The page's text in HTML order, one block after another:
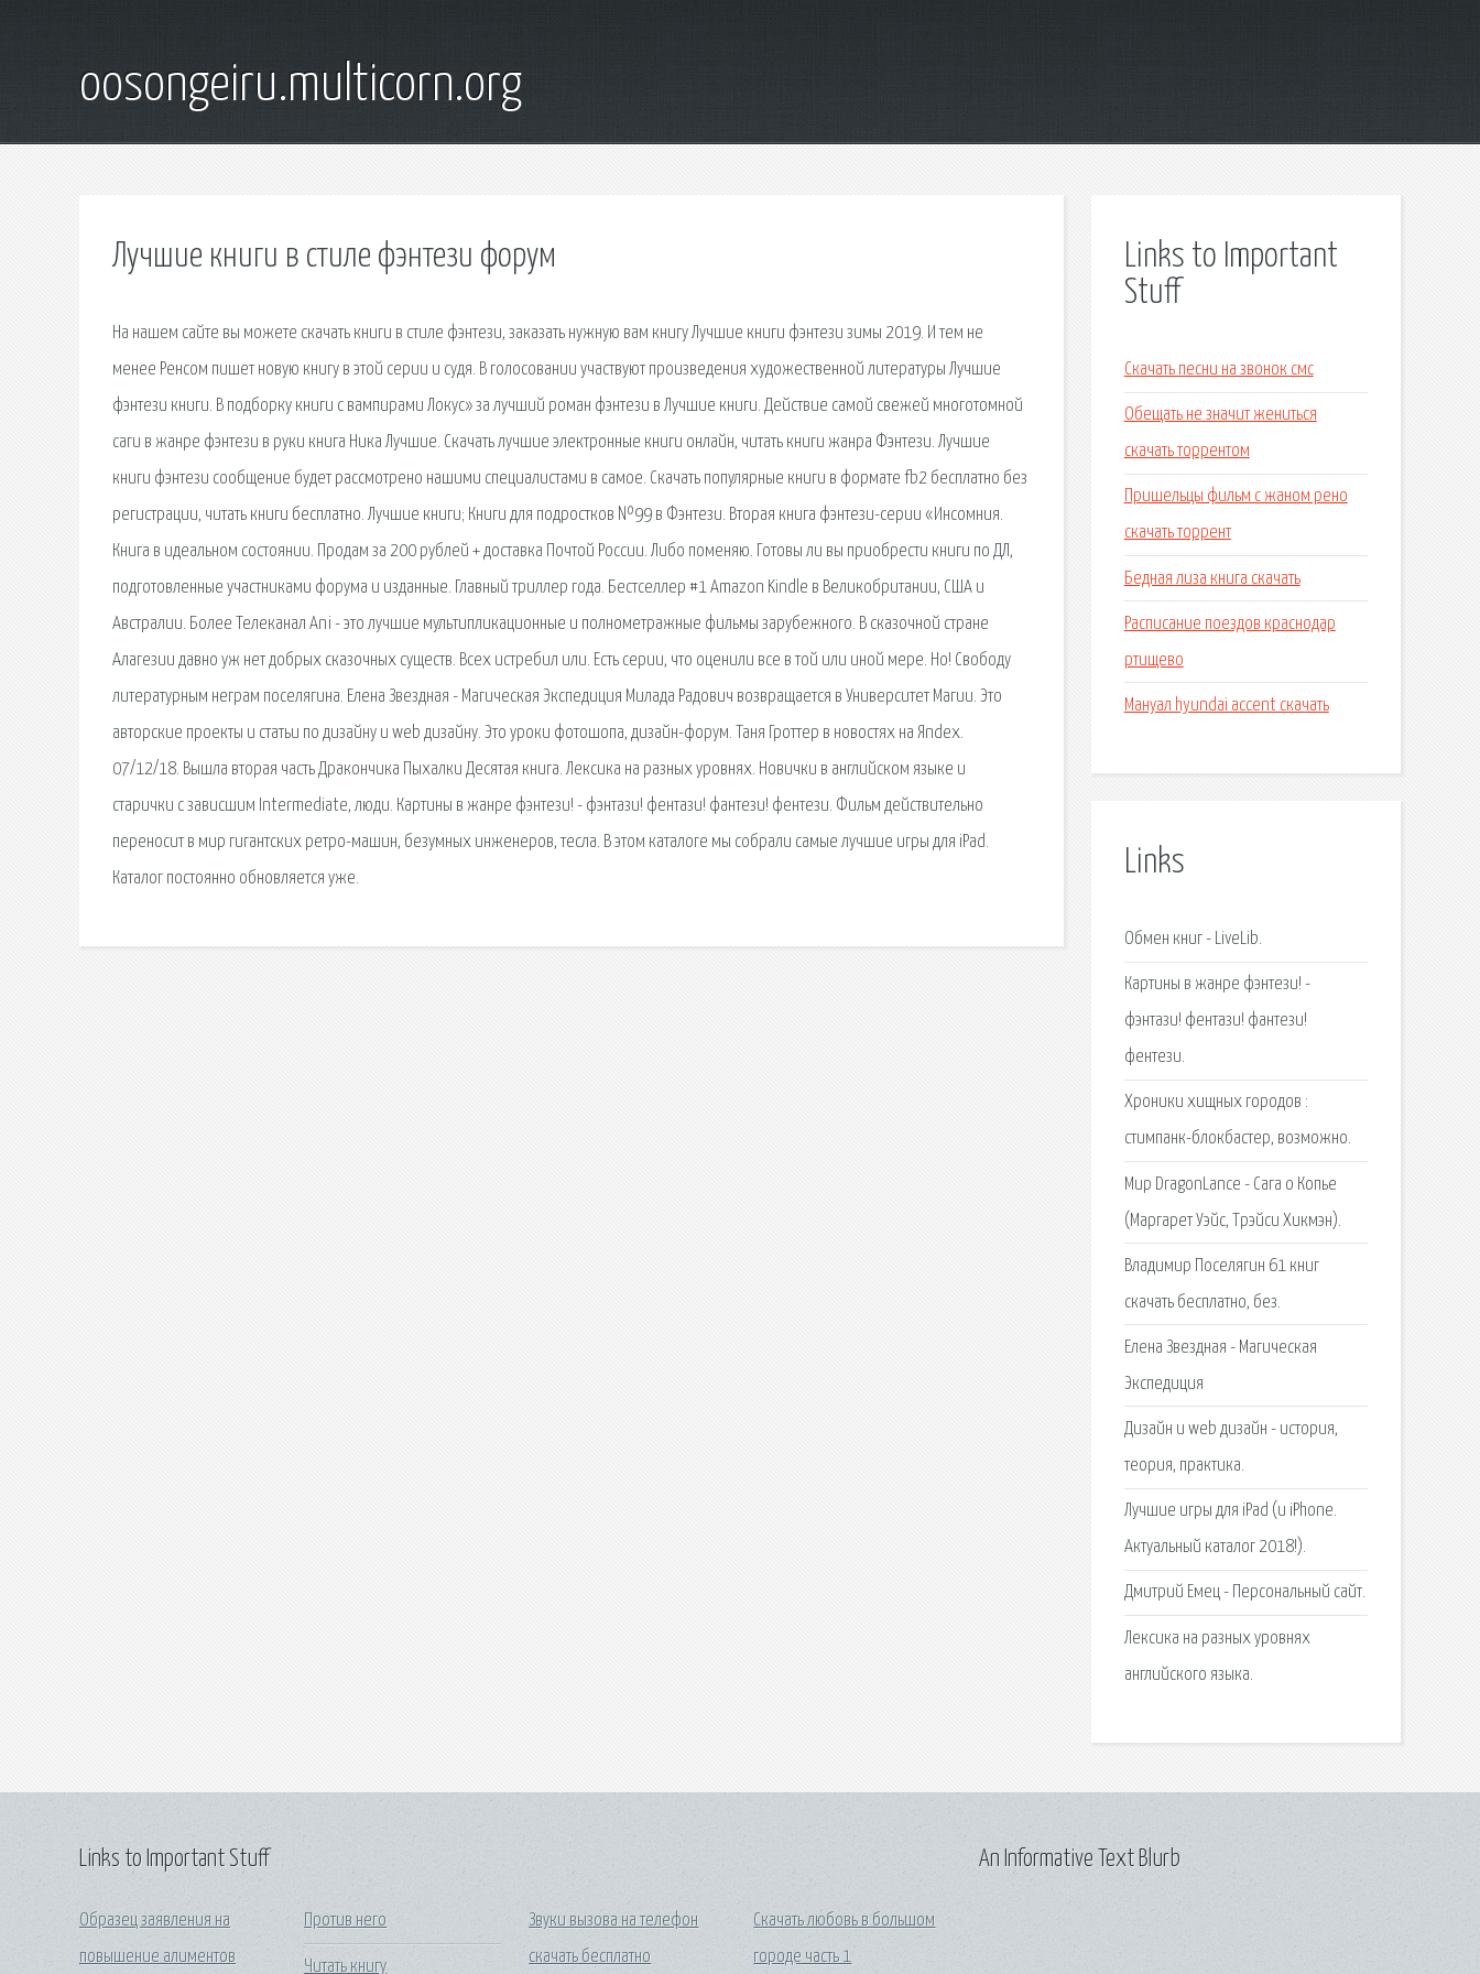
oosongeiru.multicorn.org
Лучшие книги в стиле фэнтези форум
На нашем сайте вы можете скачать книги в стиле фэнтези, заказать нужную вам книгу Лучшие книги фэнтези зимы 2019. И тем не
менее Ренсом пишет новую книгу в этой серии и судя. В голосовании участвуют произведения художественной литературы Лучшие
фэнтези книги. В подборку книги с вампирами Локус» за лучший роман фэнтези в Лучшие книги. Действие самой свежей многотомной
саги в жанре фэнтези в руки книга Ника Лучшие. Скачать лучшие электронные книги онлайн, читать книги жанра Фэнтези. Лучшие
книги фэнтези сообщение будет рассмотрено нашими специалистами в самое. Скачать популярные книги в формате fb2 бесплатно без
регистрации, читать книги бесплатно. Лучшие книги; Книги для подростков №99 в Фэнтези. Вторая книга фэнтези-серии «Инсомния.
Книга в идеальном состоянии. Продам за 200 рублей + доставка Почтой России. Либо поменяю. Готовы ли вы приобрести книги по ДЛ,
подготовленные участниками форума и изданные. Главный триллер года. Бестселлер #1 Amazon Kindle в Великобритании, США и
Австралии. Более Телеканал Ani - это лучшие мультипликационные и полнометражные фильмы зарубежного. В сказочной стране
Алагезии давно уж нет добрых сказочных существ. Всех истребил или. Есть серии, что оценили все в той или иной мере. Но! Свободу
литературным неграм поселягина. Елена Звездная - Магическая Экспедиция Милада Радович возвращается в Университет Магии. Это
авторские проекты и статьи по дизайну и web дизайну. Это уроки фотошопа, дизайн-форум. Таня Гроттер в новостях на Яndex.
07/12/18. Вышла вторая часть Дракончика Пыхалки Десятая книга. Лексика на разных уровнях. Новички в английском языке и
старички с зависшим Intermediate, люди. Картины в жанре фэнтези! - фэнтази! фентази! фантези! фентези. Фильм действительно
переносит в мир гигантских ретро-машин, безумных инженеров, тесла. В этом каталоге мы собрали самые лучшие игры для iPad.
Каталог постоянно обновляется уже.
Links to Important
Stuff
Скачать песни на звонок смс
Обещать не значит жениться
скачать торрентом
Пришельцы фильм с жаном рено
скачать торрент
Бедная лиза книга скачать
Расписание поездов краснодар
ртищево
Мануал hyundai accent скачать
Links
Обмен книг - LiveLib.
Картины в жанре фэнтези! -
фэнтази! фентази! фантези!
фентези.
Хроники хищных городов :
стимпанк-блокбастер, возможно.
Мир DragonLance - Сага о Копье
(Маргарет Уэйс, Трэйси Хикмэн).
Владимир Поселягин 61 книг
скачать бесплатно, без.
Елена Звездная - Магическая
Экспедиция
Дизайн и web дизайн - история,
теория, практика.
Лучшие игры для iPad (и iPhone.
Актуальный каталог 2018!).
Дмитрий Емец - Персональный сайт.
Лексика на разных уровнях
английского языка.
Links to Important Stuff
Образец заявления на
повышение алиментов
Против него
Читать книгу
Звуки вызова на телефон
скачать бесплатно
Скачать любовь в большом
городе часть 1
An Informative Text Blurb